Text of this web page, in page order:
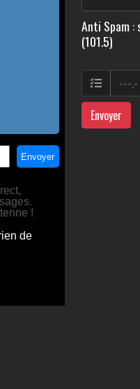
Anti Spam :
(101.5)
Envoyer